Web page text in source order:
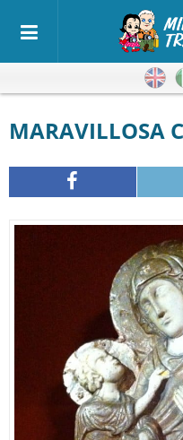
MARAVILLOSA